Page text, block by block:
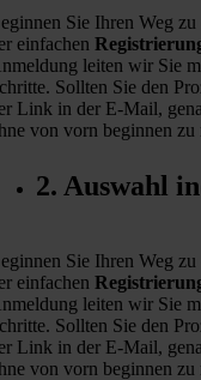
Sie Ihren Weg
einfachen
leiten wir Sie
Sollten Sie den
Link in der E-Mail,
von vorn beginnen zu
2. Auswahl
Sie Ihren Weg
einfachen
leiten wir Sie
Sollten Sie den
Link in der E-Mail,
von vorn beginnen zu